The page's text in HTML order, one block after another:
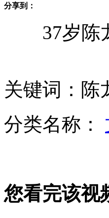
刘谦不上央视元宵晚会
俄女子用街景地图意外
酒驾男打电话叫官员逼
分享到：
37岁陈龙
关键词：陈
分类名称：
您看完该视